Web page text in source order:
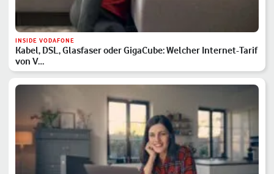
INSIDE VODAFONE
Kabel, DSL, Glasfaser oder GigaCube: Welcher Internet-Tarif
von V…